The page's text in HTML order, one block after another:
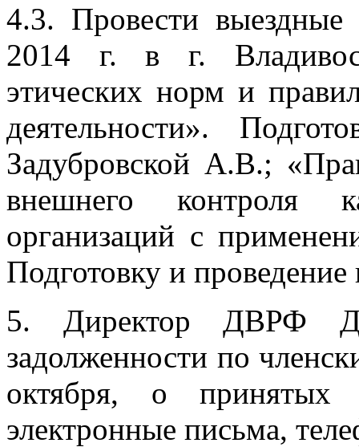
4.3. Провести
2014 г. в г.
этических норм и
деятельности».
Задубровской А.В.;
внешнего контроля
организаций с
Подготовку и
5. Директор ДВРФ
задолженности по
октября, о
электронные письма,